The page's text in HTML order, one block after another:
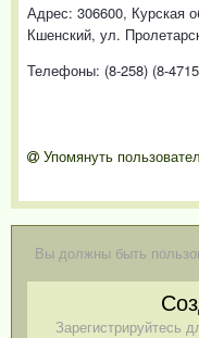
Адрес: 306600, Курская
Кшенский, ул.
Телефоны: (8-258) (8-
Упомянуть
Вы должны быть
Зарегистрируйтесь